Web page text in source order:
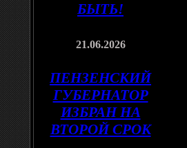
БЫТЬ!
21.06.2026
ПЕНЗЕНСКИЙ
ГУБЕРНАТОР
ИЗБРАН НА
ВТОРОЙ СРОК